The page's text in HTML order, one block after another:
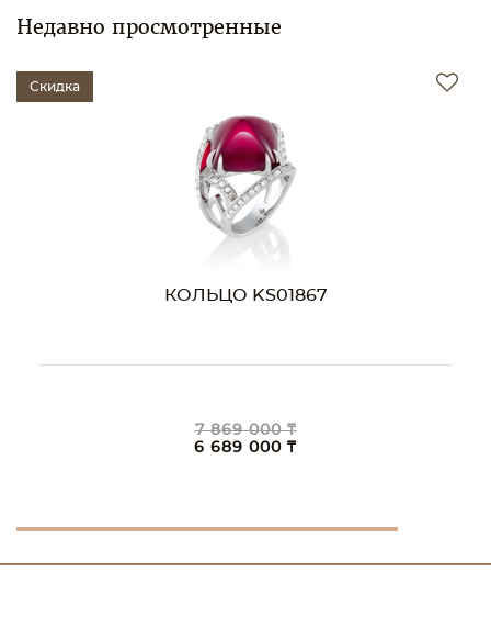
Недавно просмотренные
Скидка
КОЛЬЦО KS01867
7 869 000 ₸
6 689 000 ₸